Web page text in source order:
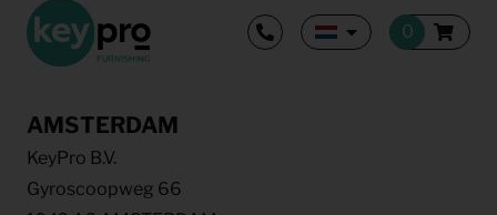
AMSTERDAM
KeyPro B.V.
Gyroscoopweg 66